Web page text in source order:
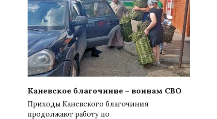
Каневское благочиние – воинам СВО
Приходы Каневского благочиния
продолжают работу по